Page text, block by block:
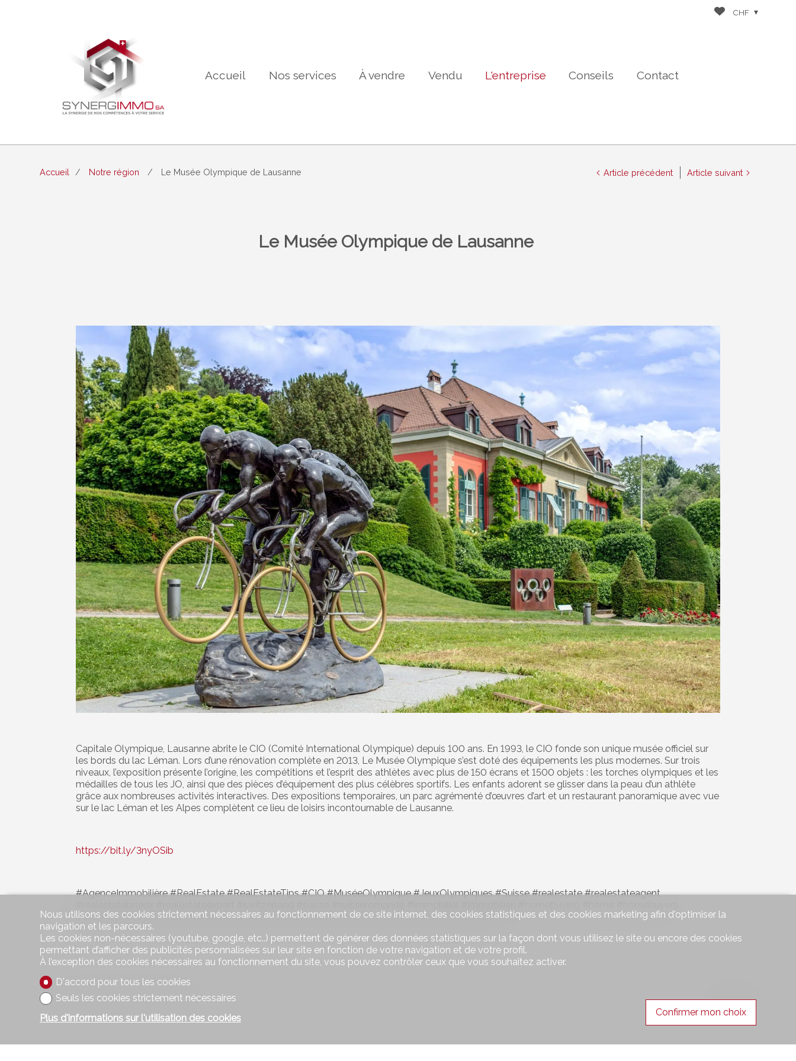
Accueil Nos services À vendre Vendu L'entreprise Conseils Contact
CHF
Accueil Notre région Le Musée Olympique de Lausanne Article précédent Article suivant
Le Musée Olympique de Lausanne
Capitale Olympique, Lausanne abrite le CIO (Comité International Olympique) depuis 100 ans. En 1993, le CIO fonde son unique musée officiel sur
les bords du lac Léman. Lors d’une rénovation complète en 2013, Le Musée Olympique s’est doté des équipements les plus modernes. Sur trois
niveaux, l’exposition présente l’origine, les compétitions et l’esprit des athlètes avec plus de 150 écrans et 1500 objets : les torches olympiques et les
médailles de tous les JO, ainsi que des pièces d’équipement des plus célèbres sportifs. Les enfants adorent se glisser dans la peau d’un athlète
grâce aux nombreuses activités interactives. Des expositions temporaires, un parc agrémenté d’œuvres d’art et un restaurant panoramique avec vue
sur le lac Léman et les Alpes complètent ce lieu de loisirs incontournable de Lausanne.
https://bit.ly/3nyOSib
#AgenceImmobilière #RealEstate #RealEstateTips #CIO #MuséeOlympique #JeuxOlympiques #Suisse #realestate #realestateagent
#homeowner #lake #lac #suisseromande #nordvaudois #suisseimmo #immosuisse #realestatevideo
Publié le16 mai 2023parChristophe de Merode #Notre région
Nous utilisons des cookies strictement nécessaires au fonctionnement de ce site internet, des cookies statistiques et des cookies marketing afin d'optimiser la
navigation et les parcours.
Les cookies non-nécessaires (youtube, google, etc..) permettent de générer des données statistiques sur la façon dont vous utilisez le site ou encore des cookies
permettant d’afficher des publicités personnalisées sur leur site en fonction de votre navigation et de votre profil.
À l’exception des cookies nécessaires au fonctionnement du site, vous pouvez contrôler ceux que vous souhaitez activer.
D'accord pour tous les cookies
Seuls les cookies strictement nécessaires
Plus d'informations sur l'utilisation des cookies
Confirmer mon choix